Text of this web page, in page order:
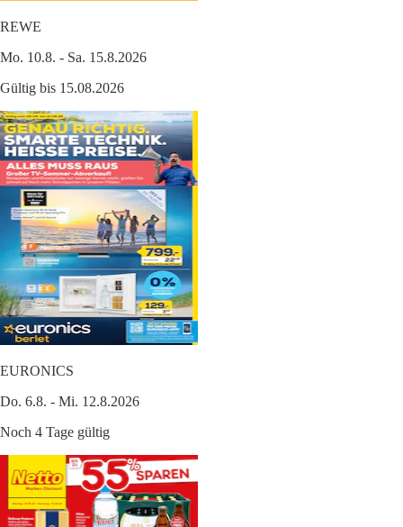
REWE
Mo. 10.8. - Sa. 15.8.2026
Gültig bis 15.08.2026
EURONICS
Do. 6.8. - Mi. 12.8.2026
Noch 4 Tage gültig